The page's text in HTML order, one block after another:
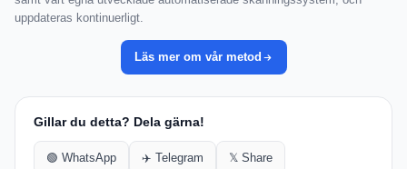
uppdateras kontinuerligt.
Läs mer om vår metod
Gillar du detta? Dela gärna!
🟢 WhatsApp ✈️ Telegram 𝕏 Share